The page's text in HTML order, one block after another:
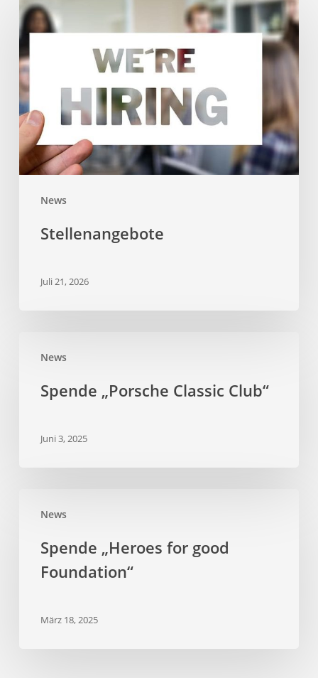
News
Stellenangebote
Juli 21, 2026
News
„Porsche
Classic
Club“Spende „Porsche Classic Club“
Juni 3, 2025
News
„Heroes
good
Foundation“
Spende „Heroes for good
Foundation“
März 18, 2025